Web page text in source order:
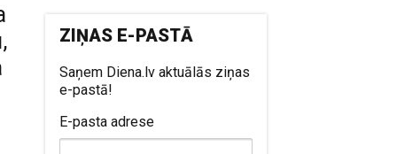
ZIŅAS E-PASTĀ
Saņem Diena.lv aktuālās ziņas
e-pastā!
E-pasta adrese